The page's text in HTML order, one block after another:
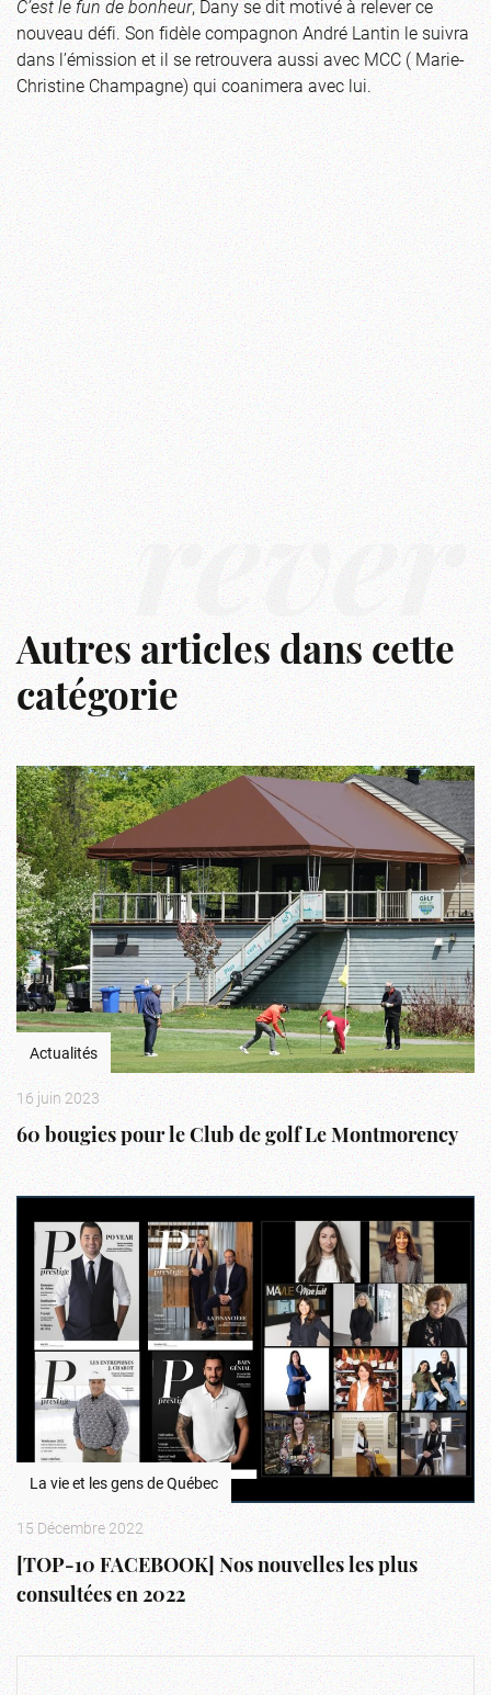
C’est le fun de bonheur, Dany se dit motivé à relever ce
nouveau défi. Son fidèle compagnon André Lantin le suivra
dans l’émission et il se retrouvera aussi avec MCC ( Marie-
Christine Champagne) qui coanimera avec lui.
rêver
Autres articles dans cette
catégorie
Actualités
16 juin 2023
60 bougies pour le Club de golf Le Montmorency
La vie et les gens de Québec
15 Décembre 2022
[TOP-10 FACEBOOK] Nos nouvelles les plus
consultées en 2022